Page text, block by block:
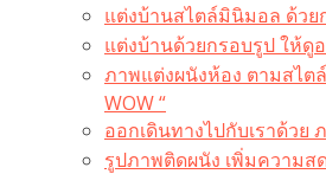
แต่งบ้านสไตล์มินิมอล ด้ว
แต่งบ้านด้วยกรอบรูป ให้ดู
ภาพแต่งผนังห้อง ตามสไต
WOW “
ออกเดินทางไปกับเราด้วย
รูปภาพติดผนัง เพิ่มความ